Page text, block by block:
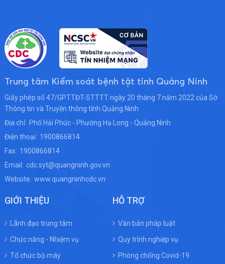
Trung tâm Kiểm soát bệnh tật tỉnh Quảng Ninh
Giấy phép số 47/GPTTĐT-STTTT ngày 20 tháng 7 năm 2022 của Sở
Thông tin và Truyền thông tỉnh Quảng Ninh
Địa chỉ: Phố Hải Phúc - Phường Hạ Long - Quảng Ninh
Điện thoại: 1900866814
Fax: 1900866814
Email: cdc.syt@quangninh.gov.vn
Website: www.quangninhcdc.vn
GIỚI THIỆU
Lãnh đạo trung tâm
Chức năng - Nhiệm vụ
Tổ chức bộ máy
HỖ TRỢ
Văn bản pháp luật
Quy trình nghiệp vụ
Phòng chống Covid-19